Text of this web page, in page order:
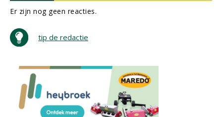
Er zijn nog geen reacties.
tip de redactie